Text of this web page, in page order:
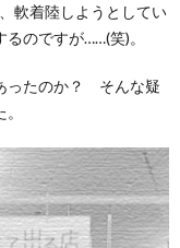
軟着陸しようとしてい
のですが……(笑)。
ったのか？ そんな疑